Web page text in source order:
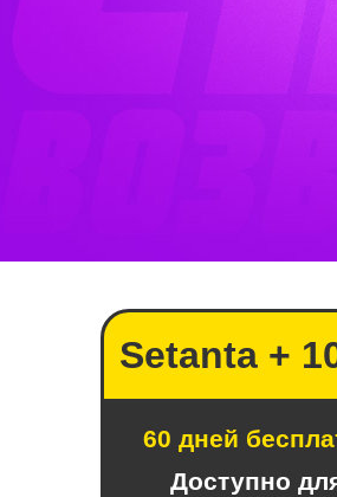
Setanta +
60 дней
Доступно